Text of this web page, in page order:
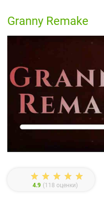
Granny Remake
4.9 (118 оценки)